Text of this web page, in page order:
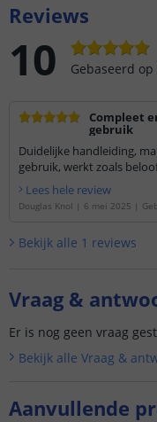
Aanvullende
Reviews
10 Gebaseerd op
Compleet
gebruik
Duidelijke handleiding,
gebruik, werkt zoals
Lees hele review
Douglas Knol | 6 mei 2025 |
Bekijk alle 1 reviews
Vraag &
Er is nog geen vraag
Bekijk alle Vraag &